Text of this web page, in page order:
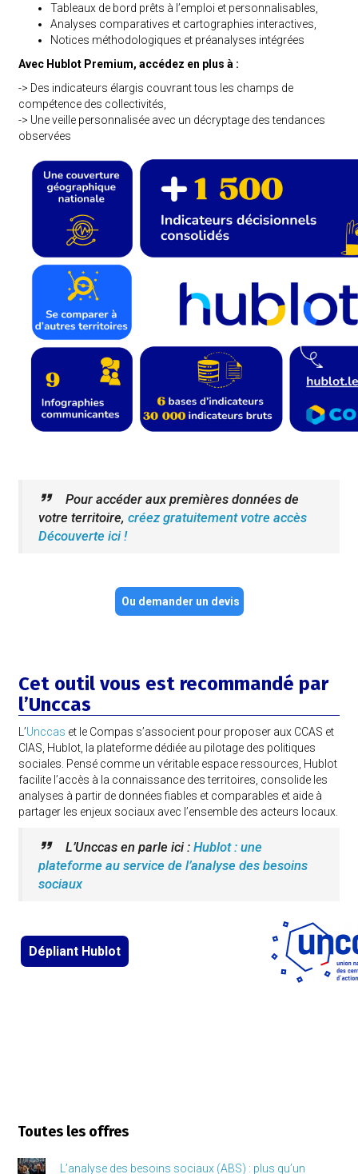
Tableaux de bord prêts à l’emploi et personnalisables,
Analyses comparatives et cartographies interactives,
Notices méthodologiques et préanalyses intégrées
Avec Hublot Premium, accédez en plus à :
-> Des indicateurs élargis couvrant tous les champs de
compétence des collectivités,
-> Une veille personnalisée avec un décryptage des tendances
observées
Pour accéder aux premières données de
votre territoire,créez gratuitement votre accès
Découverte ici !
Ou demander un devis
Cet outil vous est recommandé par
l’Unccas
L’Unccas et le Compas s’associent pour proposer aux CCAS et
CIAS, Hublot, la plateforme dédiée au pilotage des politiques
sociales. Pensé comme un véritable espace ressources, Hublot
facilite l’accès à la connaissance des territoires, consolide les
analyses à partir de données fiables et comparables et aide à
partager les enjeux sociaux avec l’ensemble des acteurs locaux.
L’Unccas en parle ici : Hublot : une
plateforme au service de l’analyse des besoins
sociaux
Dépliant Hublot
Toutes les offres
L’analyse des besoins sociaux (ABS) : plus qu’un